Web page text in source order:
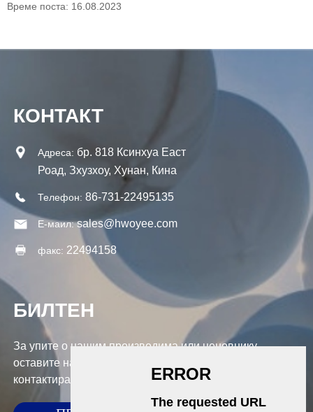
Време поста: 16.08.2023
КОНТАКТ
Адреса: бр. 818 Ксинхуа Еаст
Роад, Зхузхоу, Хунан, Кина
Телефон: 86-731-22495135
Е-маил: sales@hwoyee.com
факс: 22494158
БИЛТЕН
За упите о нашим производима или ценовнику,
оставите нам своју е-пошту и ми ћемо вас
контактирати у року од 24 сата.